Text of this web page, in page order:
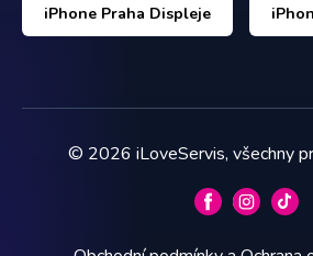
iPhone Praha Displeje
© 2026 iLoveServis, všechny